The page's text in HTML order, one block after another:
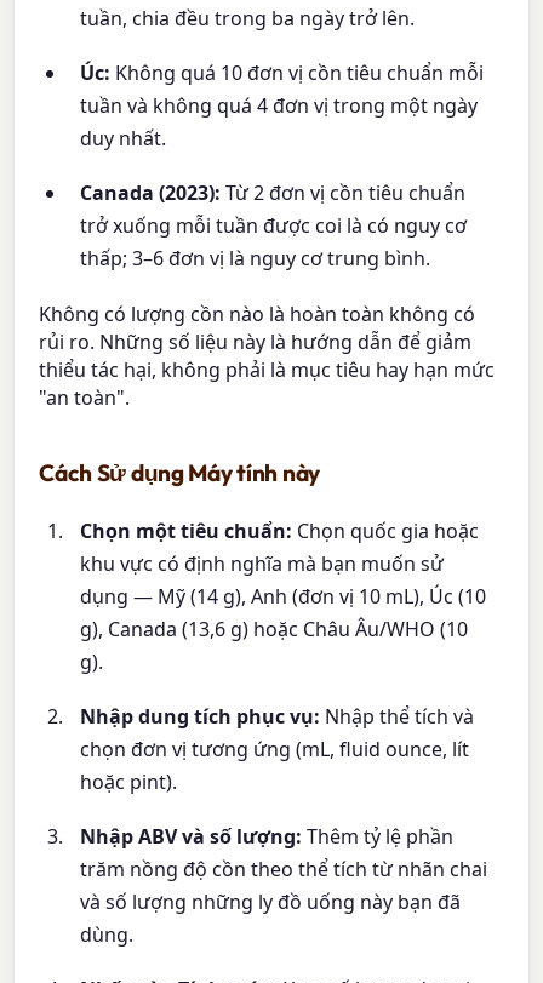
tuần, chia đều trong ba ngày trở lên.
Úc: Không quá 10 đơn vị cồn tiêu chuẩn mỗi
tuần và không quá 4 đơn vị trong một ngày
duy nhất.
Canada (2023): Từ 2 đơn vị cồn tiêu chuẩn
trở xuống mỗi tuần được coi là có nguy cơ
thấp; 3–6 đơn vị là nguy cơ trung bình.
Không có lượng cồn nào là hoàn toàn không có
rủi ro. Những số liệu này là hướng dẫn để giảm
thiểu tác hại, không phải là mục tiêu hay hạn mức
"an toàn".
Cách Sử dụng Máy tính này
Chọn một tiêu chuẩn: Chọn quốc gia hoặc
khu vực có định nghĩa mà bạn muốn sử
dụng — Mỹ (14 g), Anh (đơn vị 10 mL), Úc (10
g), Canada (13,6 g) hoặc Châu Âu/WHO (10
g).
Nhập dung tích phục vụ: Nhập thể tích và
chọn đơn vị tương ứng (mL, fluid ounce, lít
hoặc pint).
Nhập ABV và số lượng: Thêm tỷ lệ phần
trăm nồng độ cồn theo thể tích từ nhãn chai
và số lượng những ly đồ uống này bạn đã
dùng.